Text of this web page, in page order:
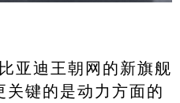
亚迪王朝网的新旗舰
关键的是动力方面的